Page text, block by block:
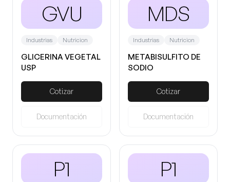
GVU
Industrias Nutricion
GLICERINA VEGETAL
USP
Cotizar
Documentación
MDS
Industrias Nutricion
METABISULFITO DE
SODIO
Cotizar
Documentación
P1 P1